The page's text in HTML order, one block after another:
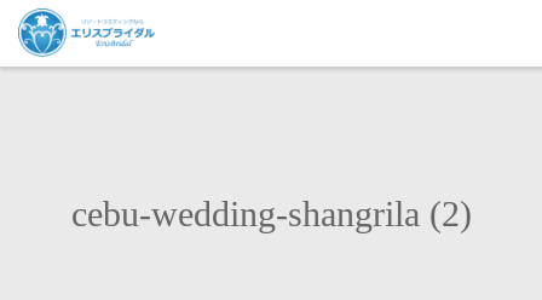
cebu-wedding-shangrila (2)